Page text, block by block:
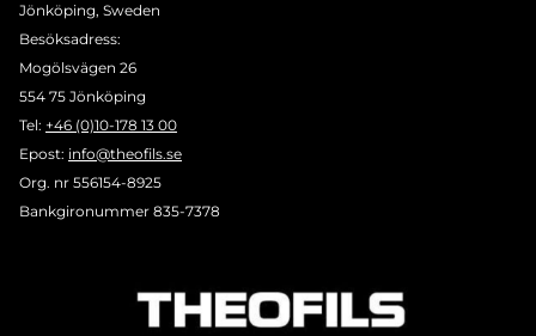
Jönköping, Sweden
Besöksadress:
Mogölsvägen 26
554 75 Jönköping
Tel: +46 (0)10-178 13 00
Epost: info@theofils.se
Org. nr 556154-8925
Bankgironummer 835-7378